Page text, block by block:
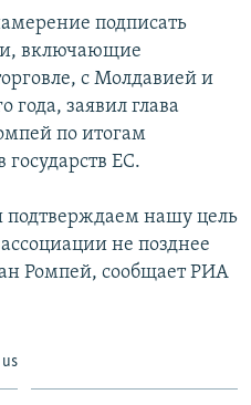
подписать
включающие
с Молдавией и
года, заявил глава
по итогам
государств ЕС.
нашу цель
не позднее
Ромпей, сообщает РИА